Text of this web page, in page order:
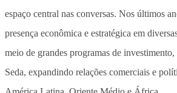
espaço central nas conversas. Nos últimos
presença econômica e estratégica em
meio de grandes programas de
Seda, expandindo relações comerciais e